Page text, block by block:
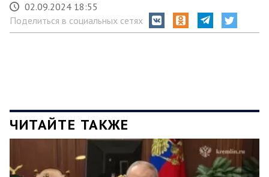
02.09.2024 18:55
Поделиться в социальных сетях
ЧИТАЙТЕ ТАКЖЕ